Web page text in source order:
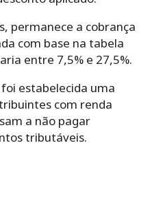
permanece a cobrança
com base na tabela
entre 7,5% e 27,5%.
estabelecida uma
com renda
a não pagar
tributáveis.